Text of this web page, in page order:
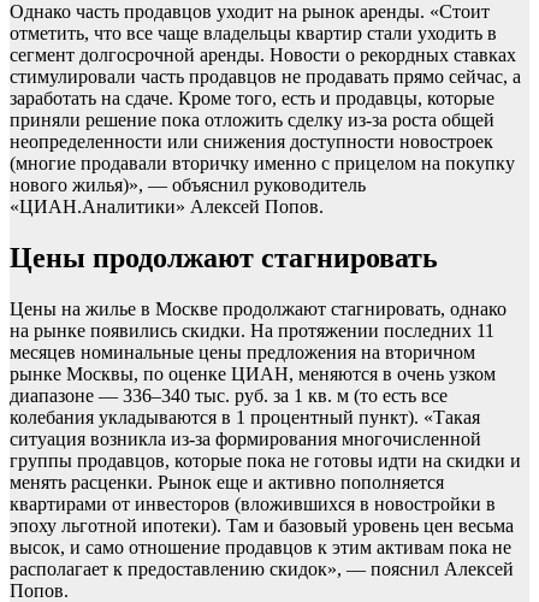
Однако часть продавцов уходит на рынок аренды. «Стоит
отметить, что все чаще владельцы квартир стали уходить в
сегмент долгосрочной аренды. Новости о рекордных ставках
стимулировали часть продавцов не продавать прямо сейчас, а
заработать на сдаче. Кроме того, есть и продавцы, которые
приняли решение пока отложить сделку из-за роста общей
неопределенности или снижения доступности новостроек
(многие продавали вторичку именно с прицелом на покупку
нового жилья)», — объяснил руководитель
«ЦИАН.Аналитики» Алексей Попов.
Цены продолжают стагнировать
Цены на жилье в Москве продолжают стагнировать, однако
на рынке появились скидки. На протяжении последних 11
месяцев номинальные цены предложения на вторичном
рынке Москвы, по оценке ЦИАН, меняются в очень узком
диапазоне — 336–340 тыс. руб. за 1 кв. м (то есть все
колебания укладываются в 1 процентный пункт). «Такая
ситуация возникла из-за формирования многочисленной
группы продавцов, которые пока не готовы идти на скидки и
менять расценки. Рынок еще и активно пополняется
квартирами от инвесторов (вложившихся в новостройки в
эпоху льготной ипотеки). Там и базовый уровень цен весьма
высок, и само отношение продавцов к этим активам пока не
располагает к предоставлению скидок», — пояснил Алексей
Попов.